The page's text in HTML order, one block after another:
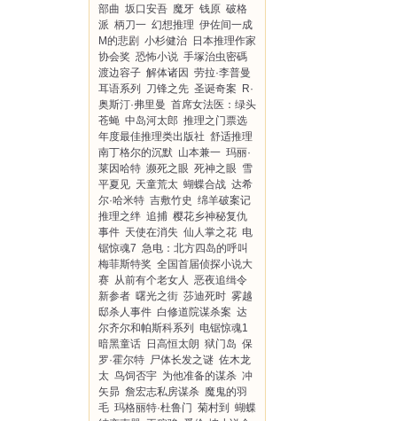
部曲 坂口安吾 魔牙 钱原 破格
派 柄刀一 幻想推理 伊佐间一成
M的悲剧 小杉健治 日本推理作家
协会奖 恐怖小说 手塚治虫密碼
渡边容子 解体诸因 劳拉·李普曼
耳语系列
刀锋之先 圣诞奇案
R·
奥斯汀·弗里曼 首席女法医：绿头
苍蝇 中岛河太郎 推理之门票选
年度最佳推理类出版社 舒适推理
南丁格尔的沉默 山本兼一 玛丽·
莱因哈特 濒死之眼 死神之眼 雪
平夏见 天童荒太 蝴蝶合战 达希
尔·哈米特 吉敷竹史 绵羊破案记
推理之绊 追捕 樱花乡神秘复仇
事件 天使在消失 仙人掌之花 电
锯惊魂7 急电：北方四岛的呼叫
梅菲斯特奖 全国首届侦探小说大
赛 从前有个老女人 恶夜追缉令
新参者 曙光之街 莎迪死时 雾越
邸杀人事件 白修道院谋杀案 达
尔齐尔和帕斯科系列
电锯惊魂1
暗黑童话 日高恒太朗 狱门岛 保
罗·霍尔特 尸体长发之谜 佐木龙
太 鸟饲否宇 为他准备的谋杀 冲
矢昴 詹宏志私房谋杀 魔鬼的羽
毛 玛格丽特·杜鲁门 菊村到
蝴蝶